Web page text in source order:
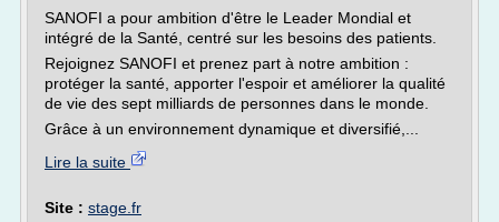
SANOFI a pour ambition d'être le Leader Mondial et
intégré de la Santé, centré sur les besoins des patients.
Rejoignez SANOFI et prenez part à notre ambition :
protéger la santé, apporter l'espoir et améliorer la qualité
de vie des sept milliards de personnes dans le monde.
Grâce à un environnement dynamique et diversifié,...
Lire la suite
Site : stage.fr